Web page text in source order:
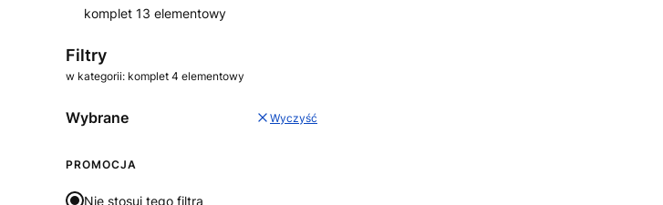
komplet 13 elementowy
Filtry
w kategorii: komplet 4 elementowy
Wybrane Wyczyść
PROMOCJA
Nie stosuj tego filtra